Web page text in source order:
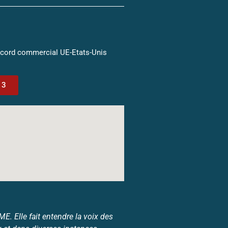
commercial UE-Etats-Unis
Elle fait entendre la voix des